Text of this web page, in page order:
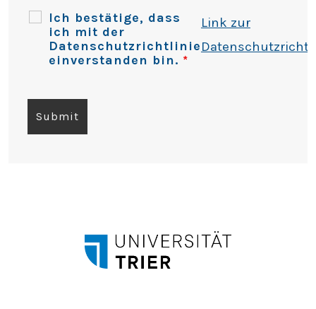
Ich bestätige, dass
ich mit der
Datenschutzrichtlinie
einverstanden bin. *
Link zur